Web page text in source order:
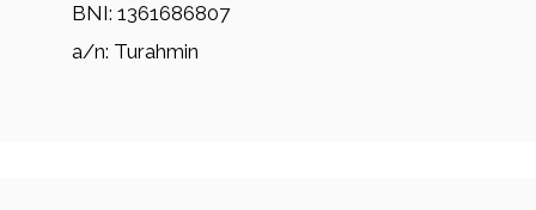
BNI: 1361686807
a/n: Turahmin